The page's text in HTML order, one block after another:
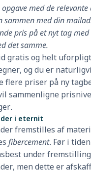
med de
sammen med din
pris på et nyt tag
det samme.
gratis og helt
og du er
flere priser på ny
sammenligne
i eternit
fremstilles af
fibercement. Før i
under
men dette er